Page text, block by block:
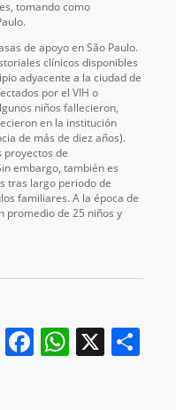
tomando como
de apoyo en São Paulo.
clínicos disponibles
adyacente a la ciudad de
por el VIH o
niños fallecieron,
en la institución
de más de diez años).
proyectos de
embargo, también es
tras largo periodo de
familiares. A la época de
promedio de 25 niños y
Facebook
X